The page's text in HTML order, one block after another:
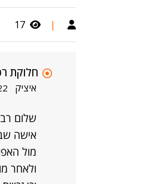
|
17
חלוקת
איציק
שלום
אישה
מול
ולאחר